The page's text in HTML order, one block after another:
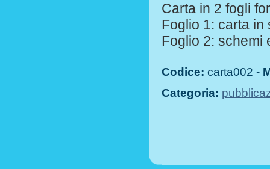
Carta in 2 fogli
Foglio 1: carta in
Foglio 2: schemi
Codice: carta002 -
Categoria: